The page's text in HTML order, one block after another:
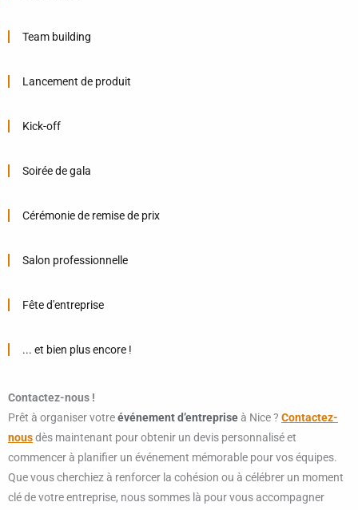
Team building
Lancement de produit
Kick-off
Soirée de gala
Cérémonie de remise de prix
Salon professionnelle
Fête d'entreprise
... et bien plus encore !
Contactez-nous !
Prêt à organiser votreévénement d’entrepriseà Nice ? Contactez-
nousdès maintenant pour obtenir un devis personnalisé et
commencer à planifier un événement mémorable pour vos équipes.
Que vous cherchiez à renforcer la cohésion ou à célébrer un moment
clé de votre entreprise, nous sommes là pour vous accompagner